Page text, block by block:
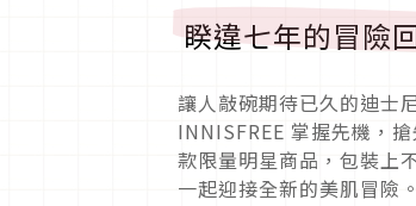
睽違七年的冒險
讓人敲碗期待已久的迪士
INNISFREE 掌握先機，
款限量明星商品，包裝上
一起迎接全新的美肌冒險。